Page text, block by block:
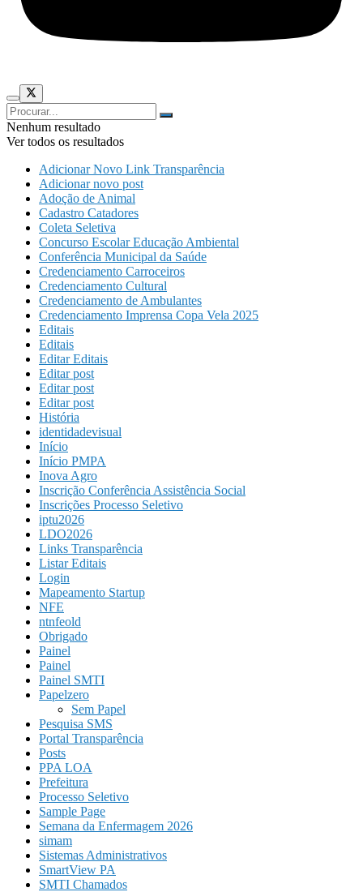
Nenhum resultado
Ver todos os resultados
Adicionar Novo Link Transparência
Adicionar novo post
Adoção de Animal
Cadastro Catadores
Coleta Seletiva
Concurso Escolar Educação Ambiental
Conferência Municipal da Saúde
Credenciamento Carroceiros
Credenciamento Cultural
Credenciamento de Ambulantes
Credenciamento Imprensa Copa Vela 2025
Editais
Editais
Editar Editais
Editar post
Editar post
Editar post
História
identidadevisual
Início
Início PMPA
Inova Agro
Inscrição Conferência Assistência Social
Inscrições Processo Seletivo
iptu2026
LDO2026
Links Transparência
Listar Editais
Login
Mapeamento Startup
NFE
ntnfeold
Obrigado
Painel
Painel
Painel SMTI
Papelzero
Sem Papel
Pesquisa SMS
Portal Transparência
Posts
PPA LOA
Prefeitura
Processo Seletivo
Sample Page
Semana da Enfermagem 2026
simam
Sistemas Administrativos
SmartView PA
SMTI Chamados